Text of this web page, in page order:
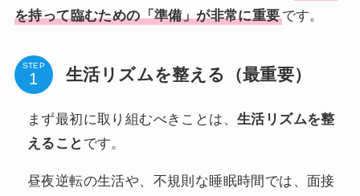
を持って臨むための「準備」が非常に重要です。
STEP 生活リズムを整える（最重要）
まず最初に取り組むべきことは、 生活リズムを整
えること です。
昼夜逆転の生活や、不規則な睡眠時間では、面接